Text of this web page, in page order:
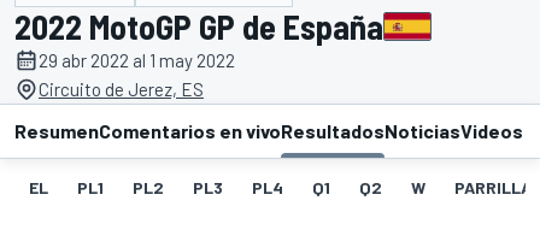
2022 MotoGP GP de España
29 abr 2022 al 1 may 2022
Circuito de Jerez, ES
ResumenComentarios en vivoResultadosNoticiasVideos
EL PL1 PL2 PL3 PL4 Q1 Q2 W PARRILLA